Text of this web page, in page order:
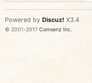
Powered by Discuz! X3.4
© 2001-2017 Comsenz Inc.